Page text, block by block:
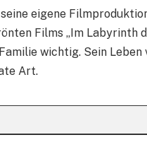
eigene
Films „Im Labyrinth
wichtig. Sein Leben
Art.